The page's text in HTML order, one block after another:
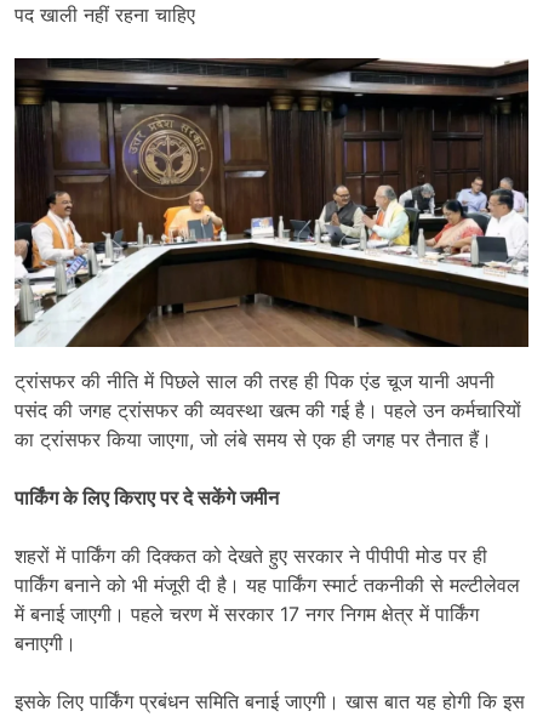
पद खाली नहीं रहना चाहिए
ट्रांसफर की नीति में पिछले साल की तरह ही पिक एंड चूज यानी अपनी
पसंद की जगह ट्रांसफर की व्यवस्था खत्म की गई है। पहले उन कर्मचारियों
का ट्रांसफर किया जाएगा, जो लंबे समय से एक ही जगह पर तैनात हैं।
पार्किंग के लिए किराए पर दे सकेंगे जमीन
शहरों में पार्किंग की दिक्कत को देखते हुए सरकार ने पीपीपी मोड पर ही
पार्किंग बनाने को भी मंजूरी दी है। यह पार्किंग स्मार्ट तकनीकी से मल्टीलेवल
में बनाई जाएगी। पहले चरण में सरकार 17 नगर निगम क्षेत्र में पार्किंग
बनाएगी।
इसके लिए पार्किंग प्रबंधन समिति बनाई जाएगी। खास बात यह होगी कि इस